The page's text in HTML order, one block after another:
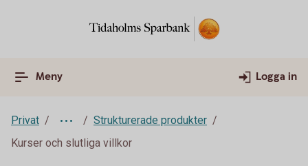
Meny Logga in
Privat
Strukturerade produkter
Kurser och slutliga villkor